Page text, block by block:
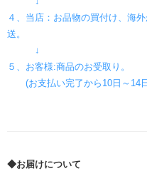
４、当店：お品物の買付け、海
送。
↓
５、お客様:商品のお受取り。
(お支払い完了から10日～14
◆お届けについて